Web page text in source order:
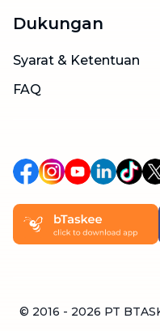
Dukungan
Syarat & Ketentuan
FAQ
© 2016 - 2026 PT